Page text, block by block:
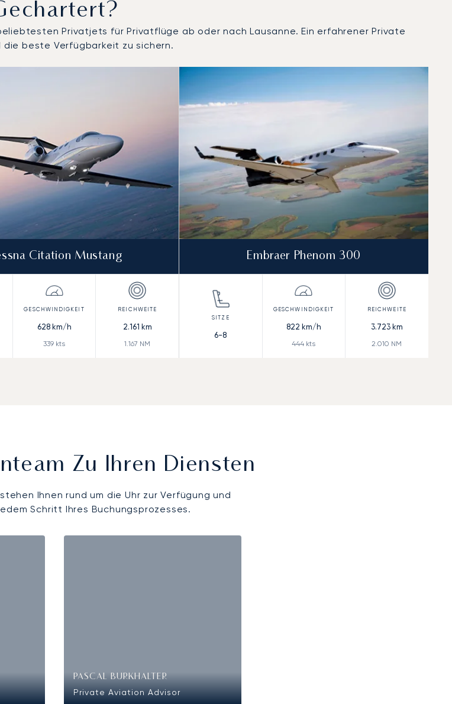
Privatjets für Privatflüge ab oder nach Lausanne. Ein erfahrener Private
beste Verfügbarkeit zu sichern.
im Jahr 2025
Citation Mustang
628km/h
339 kts
2.161 km
1.167 NM
Embraer Phenom 300
6-8
822 km/h
444 kts
3.723km
2.010 NM
Zu Ihren Diensten
Ihnen rund um die Uhr zur Verfügung und
Schritt Ihres Buchungsprozesses.
PASCAL BURKHALTER
Private Aviation Advisor